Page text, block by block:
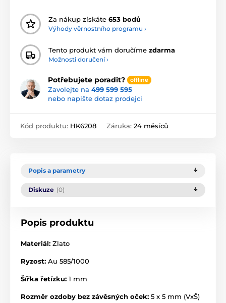
Za nákup získáte 653 bodů
Výhody věrnostního programu ›
Tento produkt vám doručíme zdarma
Možnosti doručení ›
Potřebujete poradit? offline
Zavolejte na 499 599 595
nebo napište dotaz prodejci
Kód produktu: HK6208 Záruka: 24 měsíců
Popis a parametry
Diskuze (0)
Popis produktu
Materiál: Zlato
Ryzost: Au 585/1000
Šířka řetízku: 1 mm
Rozměr ozdoby bez závěsných oček: 5 x 5 mm (VxŠ)